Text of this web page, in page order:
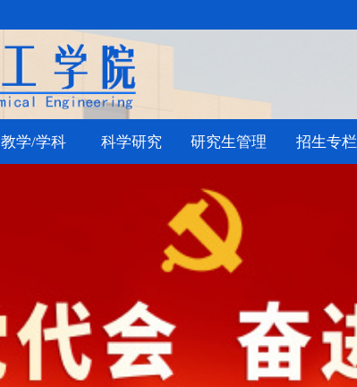
教学/学科 科学研究 研究生管理 招生专栏